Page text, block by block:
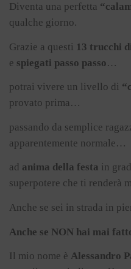
Diventa una perfetta
qualche giorno.
Grazie a questi 13 trucchi
e spiegati passo passo…
potrai vivere un livello di
provato prima…
passando da semplice
apparentemente normale…
ad anima della festa in
superpotere che ti renderà
Anche se sei in strada in
Anche se NON hai mai
Il mio nome è Alessandro